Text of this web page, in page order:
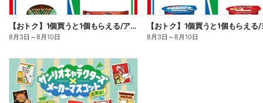
【おトク】1個買うと1個もらえる/アイス
8月3日 ～8月10日 8月3日 ～8月10日